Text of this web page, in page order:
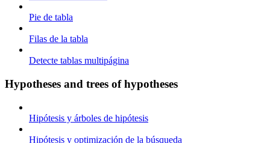
Pie de tabla
Filas de la tabla
Detecte tablas multipágina
Hypotheses and trees of hypotheses
Hipótesis y árboles de hipótesis
Hipótesis y optimización de la búsqueda